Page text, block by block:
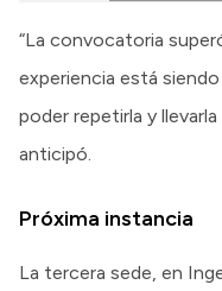
“La convocatoria
experiencia está
poder repetirla y
anticipó.
Próxima instancia
La tercera sede, en